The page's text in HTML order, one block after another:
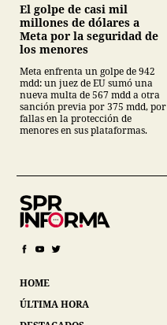
El golpe de casi mil
millones de dólares a
Meta por la seguridad de
los menores
Meta enfrenta un golpe de 942
mdd: un juez de EU sumó una
nueva multa de 567 mdd a otra
sanción previa por 375 mdd, por
fallas en la protección de
menores en sus plataformas.
HOME
ÚLTIMA HORA